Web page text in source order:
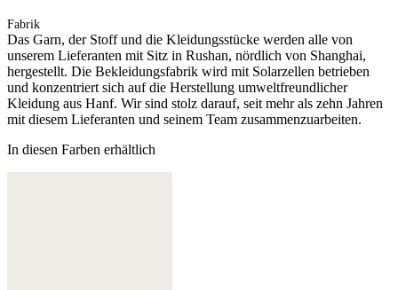
Fabrik
Das Garn, der Stoff und die Kleidungsstücke werden alle von
unserem Lieferanten mit Sitz in Rushan, nördlich von Shanghai,
hergestellt. Die Bekleidungsfabrik wird mit Solarzellen betrieben
und konzentriert sich auf die Herstellung umweltfreundlicher
Kleidung aus Hanf. Wir sind stolz darauf, seit mehr als zehn Jahren
mit diesem Lieferanten und seinem Team zusammenzuarbeiten.
In diesen Farben erhältlich